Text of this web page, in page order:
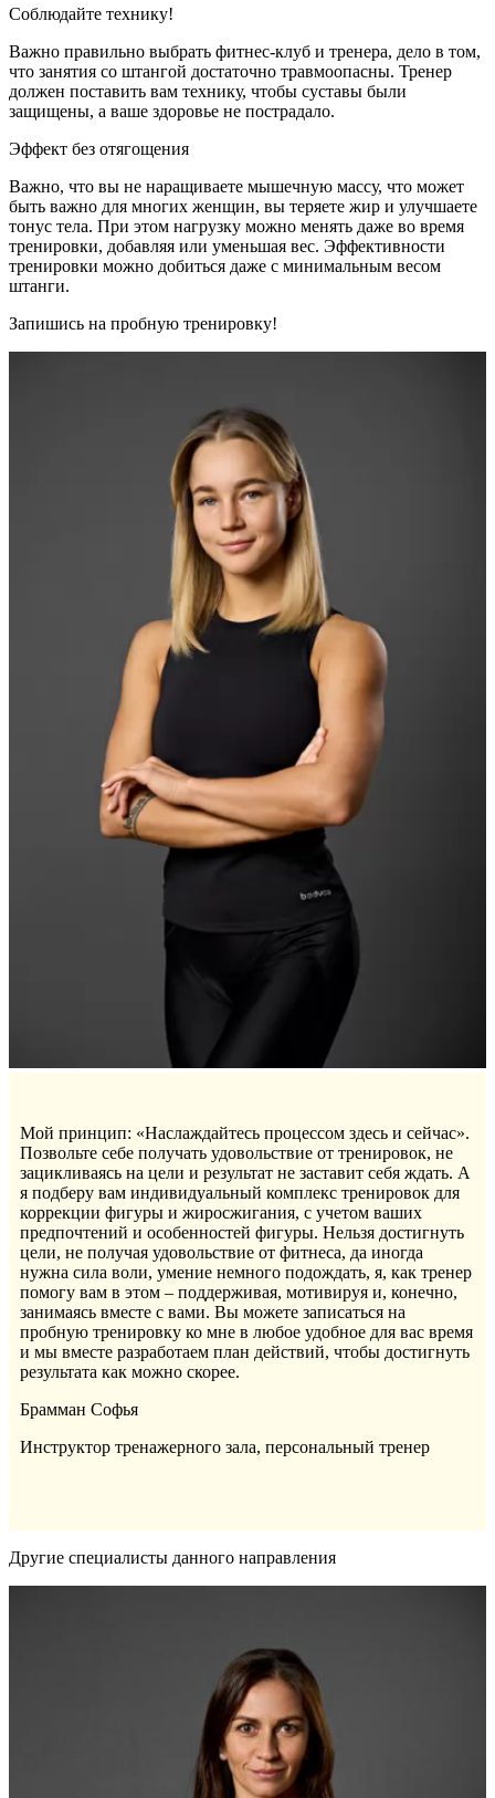
Соблюдайте технику!
Важно правильно выбрать фитнес-клуб и тренера, дело в том,
что занятия со штангой достаточно травмоопасны. Тренер
должен поставить вам технику, чтобы суставы были
защищены, а ваше здоровье не пострадало.
Эффект без отягощения
Важно, что вы не наращиваете мышечную массу, что может
быть важно для многих женщин, вы теряете жир и улучшаете
тонус тела. При этом нагрузку можно менять даже во время
тренировки, добавляя или уменьшая вес. Эффективности
тренировки можно добиться даже с минимальным весом
штанги.
Запишись на пробную тренировку!
Мой принцип: «Наслаждайтесь процессом здесь и сейчас».
Позвольте себе получать удовольствие от тренировок, не
зацикливаясь на цели и результат не заставит себя ждать. А
я подберу вам индивидуальный комплекс тренировок для
коррекции фигуры и жиросжигания, с учетом ваших
предпочтений и особенностей фигуры. Нельзя достигнуть
цели, не получая удовольствие от фитнеса, да иногда
нужна сила воли, умение немного подождать, я, как тренер
помогу вам в этом – поддерживая, мотивируя и, конечно,
занимаясь вместе с вами. Вы можете записаться на
пробную тренировку ко мне в любое удобное для вас время
и мы вместе разработаем план действий, чтобы достигнуть
результата как можно скорее.
Брамман Софья
Инструктор тренажерного зала, персональный тренер
Другие специалисты данного направления